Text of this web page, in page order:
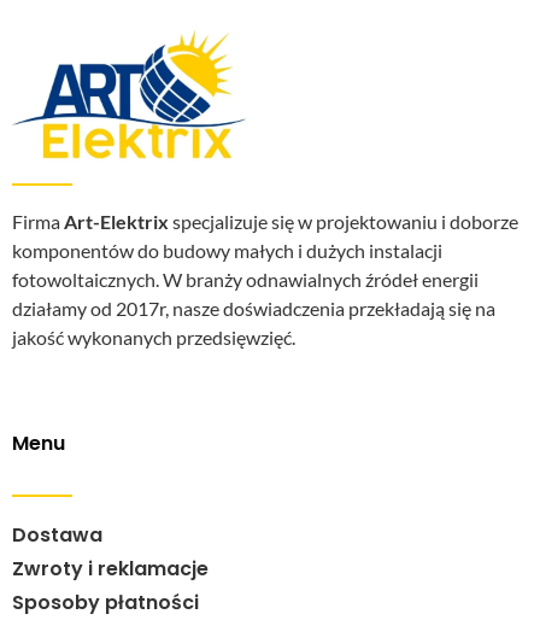
FirmaArt-Elektrix specjalizuje się w projektowaniu i doborze
komponentów do budowy małych i dużych instalacji
fotowoltaicznych. W branży odnawialnych źródeł energii
działamy od 2017r, nasze doświadczenia przekładają się na
jakość wykonanych przedsięwzięć.
Menu
Dostawa
Zwroty i reklamacje
Sposoby płatności